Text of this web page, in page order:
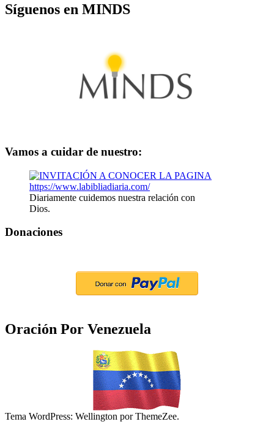
Síguenos en MINDS
Vamos a cuidar de nuestro:
Diariamente cuidemos nuestra relación con
Dios.
Donaciones
Oración Por Venezuela
Tema WordPress: Wellington por ThemeZee.